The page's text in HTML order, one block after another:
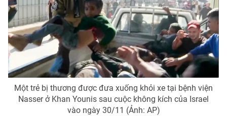
Thị trường 24h Tấm lòng Việt
VTV4 Vươn mình bằng AI
VTV9 VTV8
Liên hệ tòa soạn English
Một trẻ bị thương được đưa xuống khỏi xe tại bệnh viện
Nasser ở Khan Younis sau cuộc không kích của Israel
vào ngày 30/11 (Ảnh: AP)